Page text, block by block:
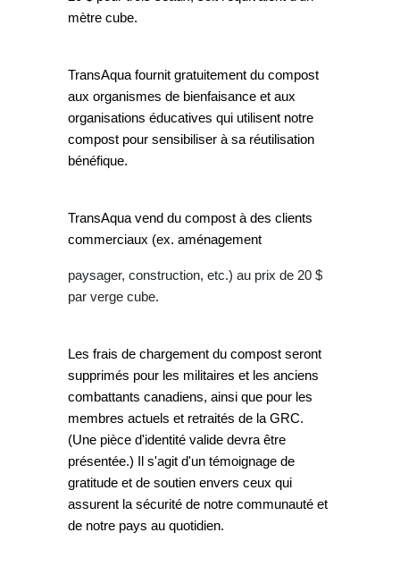
mètre cube.
TransAqua fournit gratuitement du compost
aux organismes de bienfaisance et aux
organisations éducatives qui utilisent notre
compost pour sensibiliser à sa réutilisation
bénéfique.
TransAqua vend du compost à des clients
commerciaux (ex. aménagement
paysager, construction, etc.) au prix de 20 $
par verge cube.
Les frais de chargement du compost seront
supprimés pour les militaires et les anciens
combattants canadiens, ainsi que pour les
membres actuels et retraités de la GRC.
(Une pièce d'identité valide devra être
présentée.) Il s'agit d'un témoignage de
gratitude et de soutien envers ceux qui
assurent la sécurité de notre communauté et
de notre pays au quotidien.